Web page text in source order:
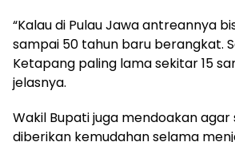
“Kalau di Pulau Jawa antreannya
sampai 50 tahun baru berangkat.
Ketapang paling lama sekitar 15
jelasnya.
Wakil Bupati juga mendoakan
diberikan kemudahan selama